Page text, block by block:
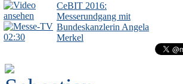
02:30
CeBIT 2016:
Messerundgang mit
Bundeskanzlerin Angela
Merkel